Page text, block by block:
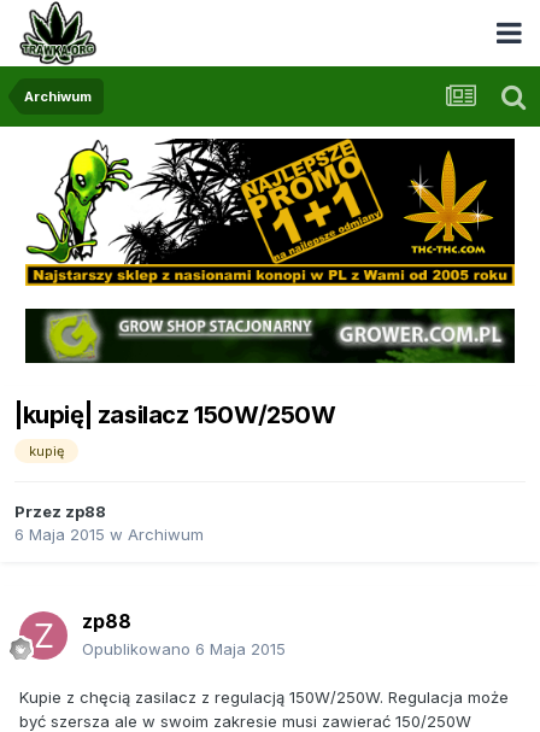
Archiwum
|kupię| zasilacz 150W/250W
kupię
Przez zp88
6 Maja 2015 w Archiwum
zp88
Opublikowano 6 Maja 2015
Kupie z chęcią zasilacz z regulacją 150W/250W. Regulacja może
być szersza ale w swoim zakresie musi zawierać 150/250W